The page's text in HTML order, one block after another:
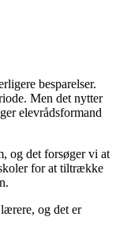
besparelser.
Men det nytter
elevrådsformand
og det forsøger vi at
for at tiltrække
og det er